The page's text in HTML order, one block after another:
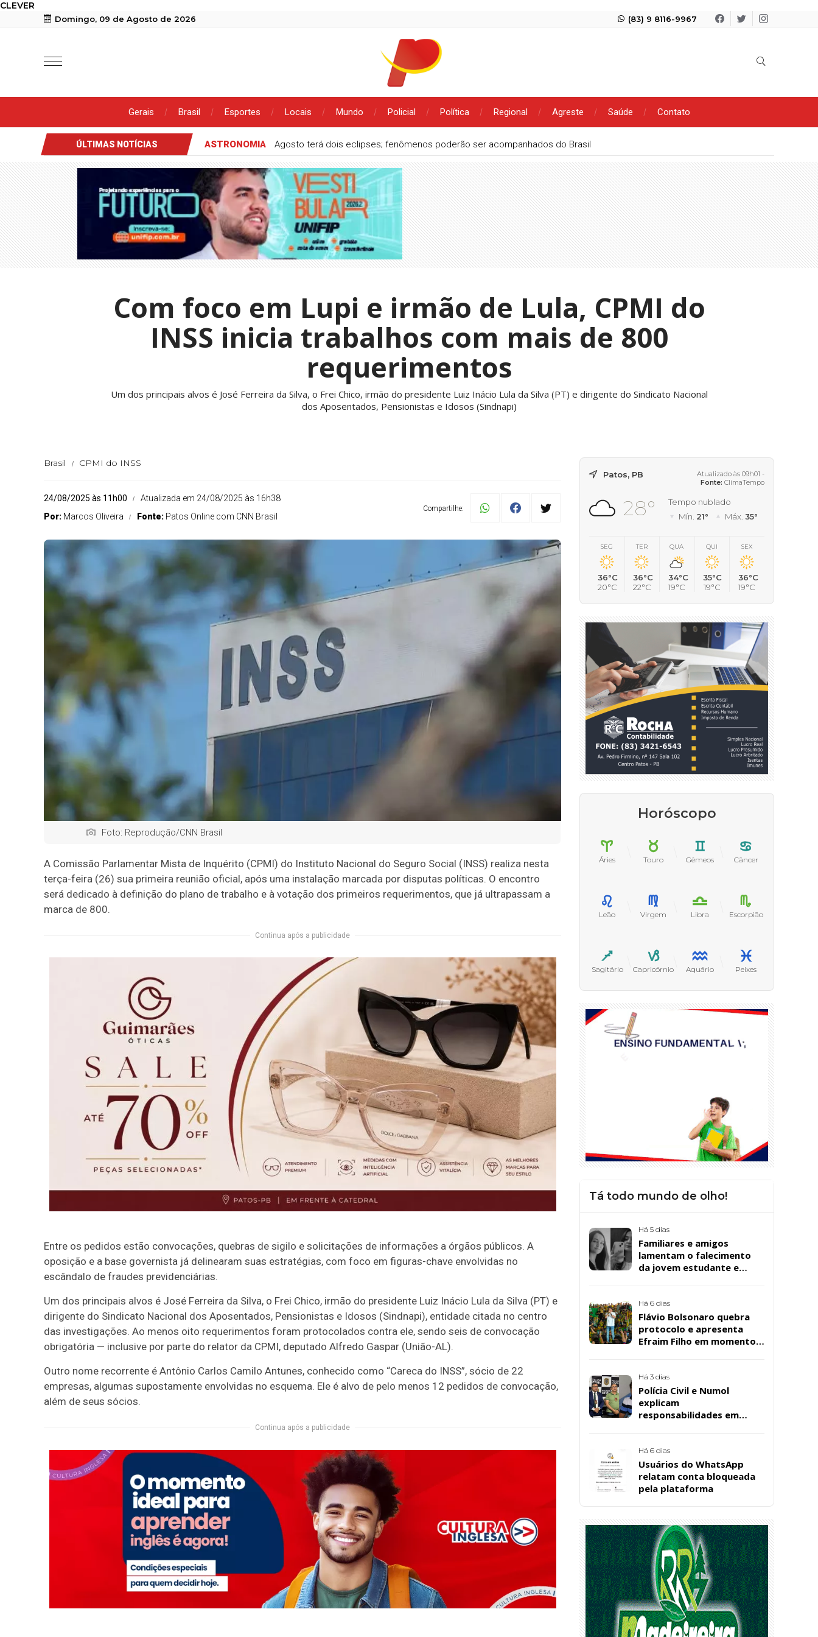
CLEVER
Domingo, 09 de Agosto de 2026 (83) 9 8116-9967
Gerais Brasil Esportes Locais Mundo Policial Política Regional Agreste Saúde Contato
ÚLTIMAS NOTÍCIAS
PM recupera moto roubada em Brejinho (PE) e encontrada escondida em mata em Matureia (PB)
Com foco em Lupi e irmão de Lula, CPMI do
INSS inicia trabalhos com mais de 800
requerimentos
Um dos principais alvos é José Ferreira da Silva, o Frei Chico, irmão do presidente Luiz Inácio Lula da Silva (PT) e dirigente do Sindicato Nacional
dos Aposentados, Pensionistas e Idosos (Sindnapi)
Brasil CPMI do INSS
24/08/2025 às 11h00
Atualizada em 24/08/2025 às 16h38
Por: Marcos Oliveira Fonte: Patos Online com CNN Brasil
Compartilhe:
Foto: Reprodução/CNN Brasil
A Comissão Parlamentar Mista de Inquérito (CPMI) do Instituto Nacional do Seguro Social (INSS) realiza nesta
terça-feira (26) sua primeira reunião oficial, após uma instalação marcada por disputas políticas. O encontro
será dedicado à definição do plano de trabalho e à votação dos primeiros requerimentos, que já ultrapassam a
marca de 800.
Continua após a publicidade
Entre os pedidos estão convocações, quebras de sigilo e solicitações de informações a órgãos públicos. A
oposição e a base governista já delinearam suas estratégias, com foco em figuras-chave envolvidas no
escândalo de fraudes previdenciárias.
Um dos principais alvos é José Ferreira da Silva, o Frei Chico, irmão do presidente Luiz Inácio Lula da Silva (PT) e
dirigente do Sindicato Nacional dos Aposentados, Pensionistas e Idosos (Sindnapi), entidade citada no centro
das investigações. Ao menos oito requerimentos foram protocolados contra ele, sendo seis de convocação
obrigatória — inclusive por parte do relator da CPMI, deputado Alfredo Gaspar (União-AL).
Outro nome recorrente é Antônio Carlos Camilo Antunes, conhecido como “Careca do INSS”, sócio de 22
empresas, algumas supostamente envolvidas no esquema. Ele é alvo de pelo menos 12 pedidos de convocação,
além de seus sócios.
Continua após a publicidade
Patos, PB
Atualizado às 09h01 -
Fonte: ClimaTempo
28°
Tempo nublado
Mín. 21° Máx. 35°
SEG
36°C
20°C
TER
36°C
22°C
QUA
34°C
19°C
QUI
35°C
19°C
SEX
36°C
19°C
Horóscopo
Áries Touro Gêmeos Câncer
Leão Virgem Libra Escorpião
Sagitário Capricórnio Aquário Peixes
Tá todo mundo de olho!
Há 5 dias
Familiares e amigos
lamentam o falecimento
da jovem estudante e
Santos, em Patos
Há 6 dias
Flávio Bolsonaro quebra
protocolo e apresenta
Efraim Filho em momento
Há 3 dias
Polícia Civil e Numol
explicam
responsabilidades em
encontrado em residência,
em Patos
Há 6 dias
Usuários do WhatsApp
relatam conta bloqueada
pela plataforma